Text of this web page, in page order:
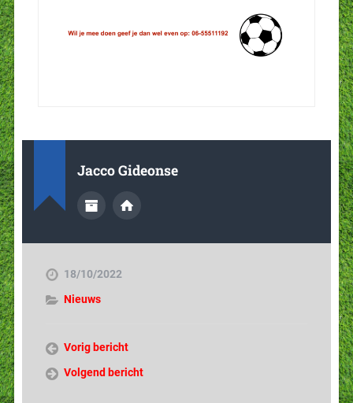
Jacco Gideonse
18/10/2022
Nieuws
Vorig bericht
Volgend bericht